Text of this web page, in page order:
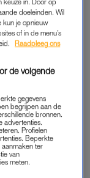
en thuislozen
voor de
voor
was uitgesteld
naar schatting 4,1
Die gaf
keuze in. Door op
doeleinden. Wil
kun je opnieuw
of in de menu’s
Raadpleeg ons
de volgende
gegevens
begrijpen aan de
bronnen.
advertenties.
Profielen
Beperkte
aanmaken ter
van
meten.